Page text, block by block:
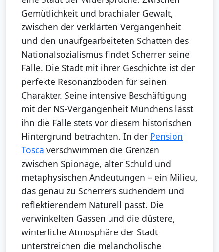
Gemütlichkeit und brachialer Gewalt,
zwischen der verklärten Vergangenheit
und den unaufgearbeiteten Schatten des
Nationalsozialismus findet Scherrer seine
Fälle. Die Stadt mit ihrer Geschichte ist der
perfekte Resonanzboden für seinen
Charakter. Seine intensive Beschäftigung
mit der NS-Vergangenheit Münchens lässt
ihn die Fälle stets vor diesem historischen
Hintergrund betrachten. In der Pension
Tosca verschwimmen die Grenzen
zwischen Spionage, alter Schuld und
metaphysischen Andeutungen – ein Milieu,
das genau zu Scherrers suchendem und
reflektierendem Naturell passt. Die
verwinkelten Gassen und die düstere,
winterliche Atmosphäre der Stadt
unterstreichen die melancholische